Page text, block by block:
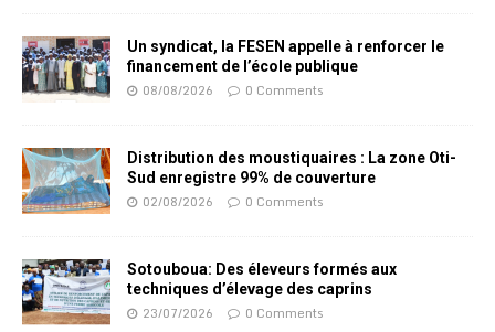
Un syndicat, la FESEN appelle à renforcer le
financement de l’école publique
08/08/2026 0 Comments
Distribution des moustiquaires : La zone Oti-
Sud enregistre 99% de couverture
02/08/2026 0 Comments
Sotouboua: Des éleveurs formés aux
techniques d’élevage des caprins
23/07/2026 0 Comments